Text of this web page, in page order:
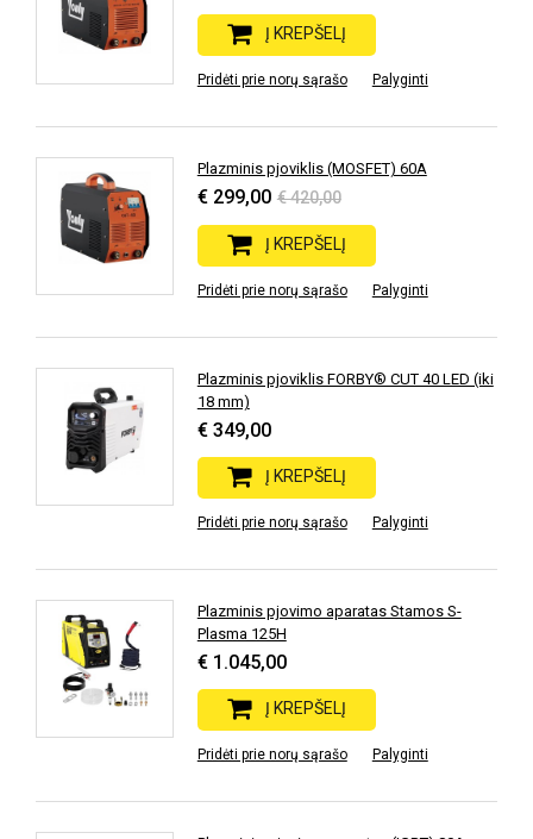
Į KREPŠELĮ
Pridėti prie norų sąrašo Palyginti
Plazminis pjoviklis (MOSFET) 60A
€ 299,00 € 420,00
Į KREPŠELĮ
Pridėti prie norų sąrašo Palyginti
Plazminis pjoviklis FORBY® CUT 40 LED (iki
18 mm)
€ 349,00
Į KREPŠELĮ
Pridėti prie norų sąrašo Palyginti
Plazminis pjovimo aparatas Stamos S-
Plasma 125H
€ 1.045,00
Į KREPŠELĮ
Pridėti prie norų sąrašo Palyginti